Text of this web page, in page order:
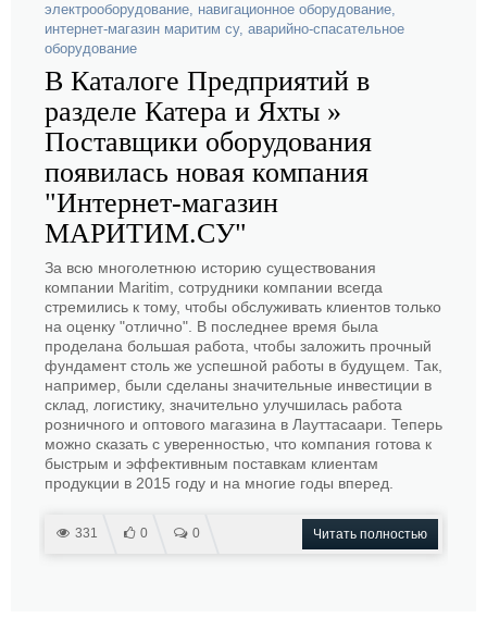
электрооборудование, навигационное оборудование,
интернет-магазин маритим су, аварийно-спасательное
оборудование
В Каталоге Предприятий в
разделе Катера и Яхты »
Поставщики оборудования
появилась новая компания
"Интернет-магазин
МАРИТИМ.СУ"
За всю многолетнюю историю существования
компании Maritim, сотрудники компании всегда
стремились к тому, чтобы обслуживать клиентов только
на оценку "отлично". В последнее время была
проделана большая работа, чтобы заложить прочный
фундамент столь же успешной работы в будущем. Так,
например, были сделаны значительные инвестиции в
склад, логистику, значительно улучшилась работа
розничного и оптового магазина в Лауттасаари. Теперь
можно сказать с уверенностью, что компания готова к
быстрым и эффективным поставкам клиентам
продукции в 2015 году и на многие годы вперед.
331 0 0 Читать полностью